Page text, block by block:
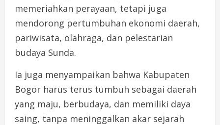
memeriahkan perayaan, tetapi juga
mendorong pertumbuhan ekonomi daerah,
pariwisata, olahraga, dan pelestarian
budaya Sunda.
Ia juga menyampaikan bahwa Kabupaten
Bogor harus terus tumbuh sebagai daerah
yang maju, berbudaya, dan memiliki daya
saing, tanpa meninggalkan akar sejarah